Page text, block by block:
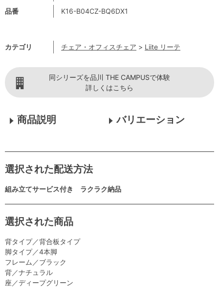
品番
K16-B04CZ-BQ6DX1
カテゴリ チェア・オフィスチェア > Liite リーテ
同シリーズを品川 THE CAMPUSで体験
詳しくはこちら
商品説明 バリエーション
選択された配送方法
組み立てサービス付き ラクラク納品
選択された商品
背タイプ／背合板タイプ
脚タイプ／4本脚
フレーム／ブラック
背／ナチュラル
座／ディープグリーン